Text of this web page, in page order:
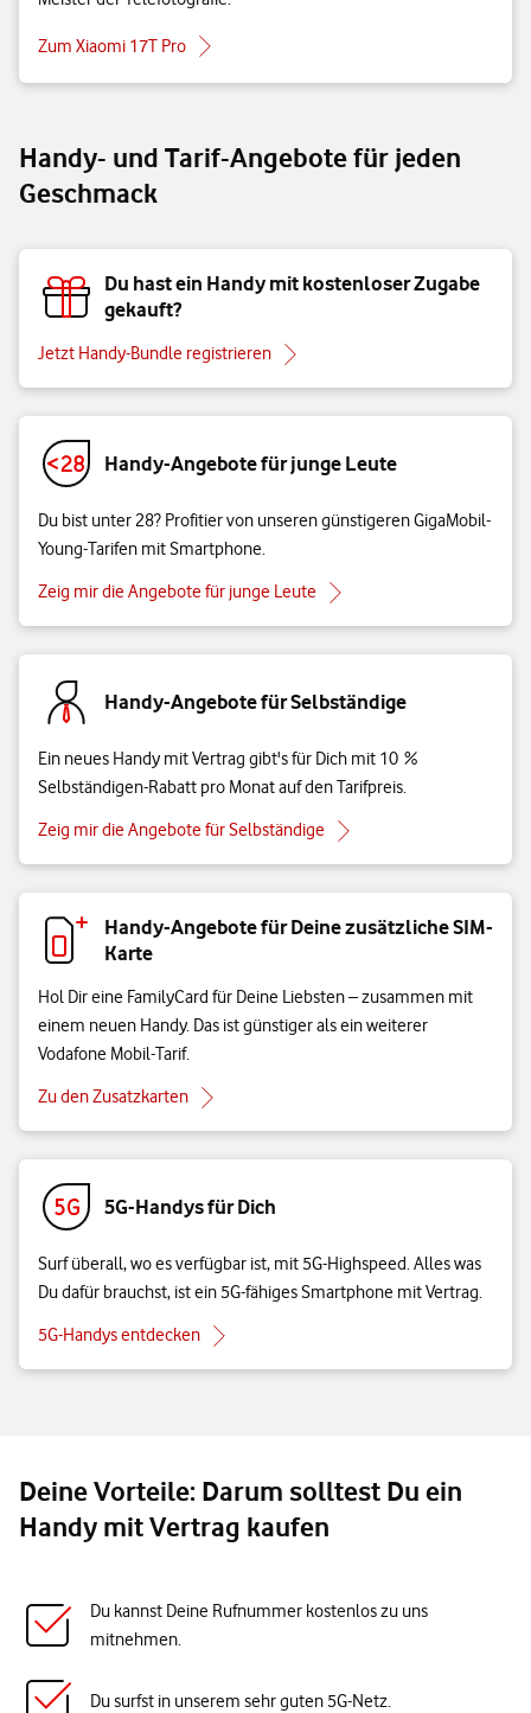
Zum Xiaomi 17T Pro
Handy- und Tarif-Angebote für jeden
Geschmack
Du hast ein Handy mit kostenloser Zugabe
gekauft?
Jetzt Handy-Bundle registrieren
Handy-Angebote für junge Leute
Du bist unter 28? Profitier von unseren günstigeren GigaMobil-
Young-Tarifen mit Smartphone.
Zeig mir die Angebote für junge Leute
Handy-Angebote für Selbständige
Ein neues Handy mit Vertrag gibt's für Dich mit 10 %
Selbständigen-Rabatt pro Monat auf den Tarifpreis.
Zeig mir die Angebote für Selbständige
Handy-Angebote für Deine zusätzliche SIM-
Karte
Hol Dir eine FamilyCard für Deine Liebsten – zusammen mit
einem neuen Handy. Das ist günstiger als ein weiterer
Vodafone Mobil-Tarif.
Zu den Zusatzkarten
5G-Handys für Dich
Surf überall, wo es verfügbar ist, mit 5G-Highspeed. Alles was
Du dafür brauchst, ist ein 5G-fähiges Smartphone mit Vertrag.
5G-Handys entdecken
Deine Vorteile: Darum solltest Du ein
Handy mit Vertrag kaufen
Du kannst Deine Rufnummer kostenlos zu uns
mitnehmen.
Du surfst in unserem sehr guten 5G-Netz.